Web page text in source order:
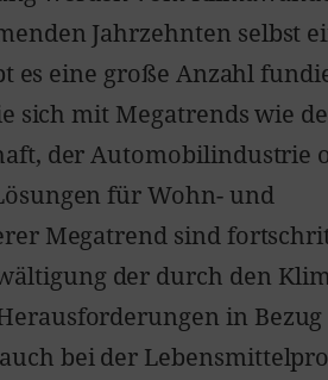
Jahrzehnten selbst
es eine große Anzahl
sich mit Megatrends wie
der Automobilindustrie
für Wohn- und
Megatrend sind
der durch den
in Bezug
bei der